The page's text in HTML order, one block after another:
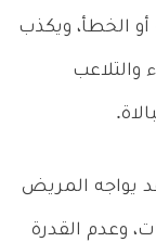
الخطأ، ويكذب
والتلاعب
يواجه المريض
وعدم القدرة